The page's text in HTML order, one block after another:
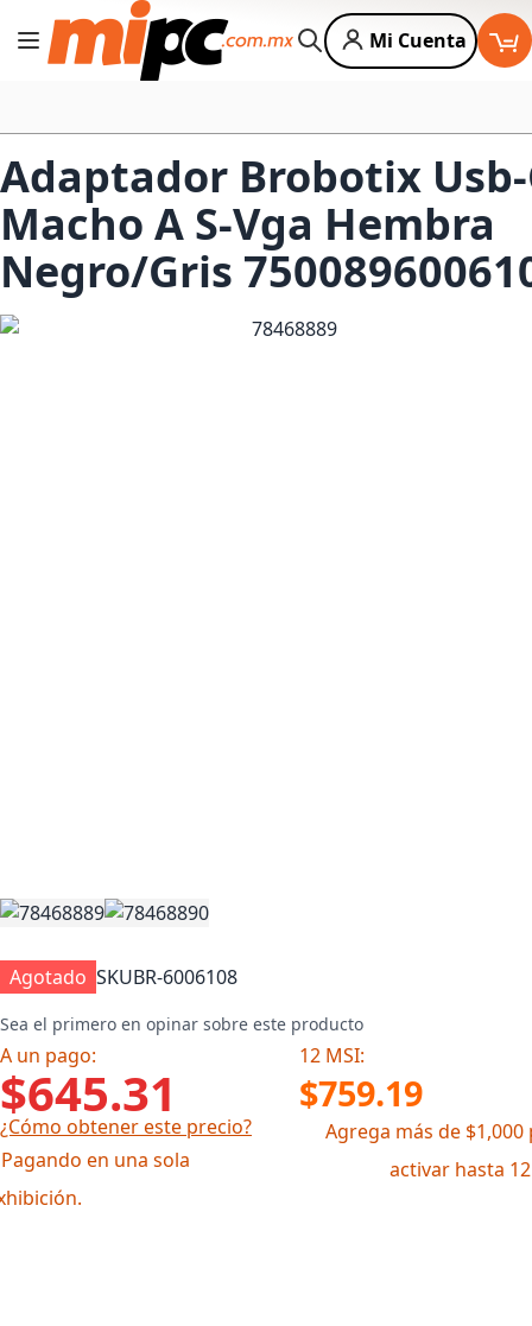
Cambiar Nav
Buscar
Mi Cuenta
Adaptador Brobotix Usb-
Macho A S-Vga Hembra
Negro/Gris
Agotado SKUBR-6006108
Sea el primero en opinar sobre este producto
A un pago: 12 MSI:
$645.31 $759.19
¿Cómo obtener este precio?
en una sola
Agrega más de $1,000
activar hasta